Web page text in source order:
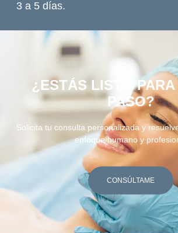
3 a 5 días.
¿ESTÁS LISTO
PASO?
Solicita tu consulta personalizada y
enfoque humano y
CONSÚLTAME